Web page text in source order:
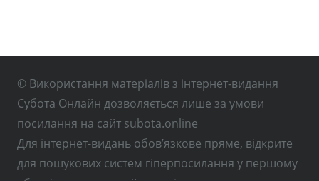
© Використання матеріалів з інтернет-видання
Субота Онлайн дозволяється лише за умови
посилання на сайт subota.online
Для інтернет-видань обов’язкове пряме, відкрите
для пошукових систем гіперпосилання у першому